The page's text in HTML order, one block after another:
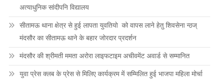
अत्याधुनिक सांदीपनि विद्यालय
सीतामऊ थाना क्षेत्र से हुई लापता युवतियो को वापस लाने हेतु शिवसेना न्ठज्
मंदसौर का सीतामऊ थाने के बहार जोरदार प्रदर्शन
मंदसौर की श्रीमती ममता अरोरा लाइफटाइम अचीवमेंट अवार्ड से सम्मानित
युवा प्रेस क्लब के प्रेस से मिलिए कार्यक्रम में सम्मिलित हुई भाजपा महिला मोर्चा